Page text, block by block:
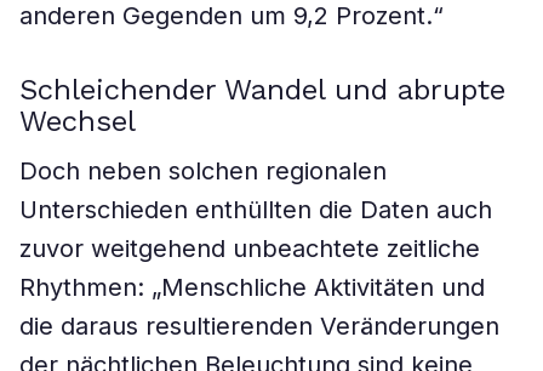
anderen Gegenden um 9,2 Prozent.“
Schleichender Wandel und abrupte
Wechsel
Doch neben solchen regionalen
Unterschieden enthüllten die Daten auch
zuvor weitgehend unbeachtete zeitliche
Rhythmen: „Menschliche Aktivitäten und
die daraus resultierenden Veränderungen
der nächtlichen Beleuchtung sind keine